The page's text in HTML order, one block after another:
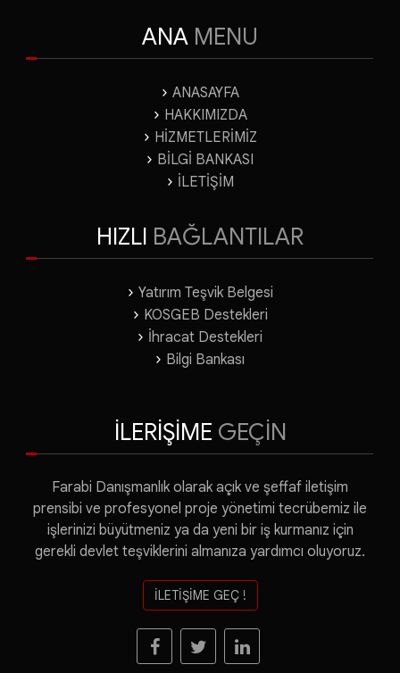
ANA MENU
ANASAYFA
HAKKIMIZDA
HİZMETLERİMİZ
BİLGİ BANKASI
İLETİŞİM
HIZLI BAĞLANTILAR
Yatırım Teşvik Belgesi
KOSGEB Destekleri
İhracat Destekleri
Bilgi Bankası
İLERİŞİME GEÇİN
Farabi Danışmanlık olarak açık ve şeffaf iletişim
prensibi ve profesyonel proje yönetimi tecrübemiz ile
işlerinizi büyütmeniz ya da yeni bir iş kurmanız için
gerekli devlet teşviklerini almanıza yardımcı oluyoruz.
İLETİŞİME GEÇ !